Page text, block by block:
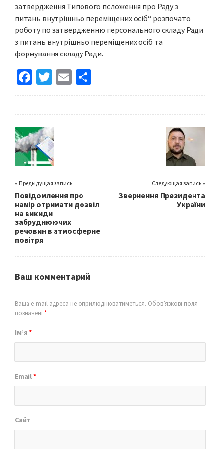
затвердження Типового положення про Раду з
питань внутрішньо переміщених осіб“ розпочато
роботу по затвердженню персонального складу Ради
з питань внутрішньо переміщених осіб та
формування складу Ради.
Fa
ce
o
o
k
T
wi
er
E
m h
« Предыдущая запись
Повідомлення про
намір отримати дозвіл
на викиди
забруднюючих
речовин в атмосферне
повітря
Следующая запись »
Звернення Президента
України
Ваш комментарий
Ваша e-mail адреса не оприлюднюватиметься. Обов’язкові поля
позначені *
Ім’я *
Email*
Сайт